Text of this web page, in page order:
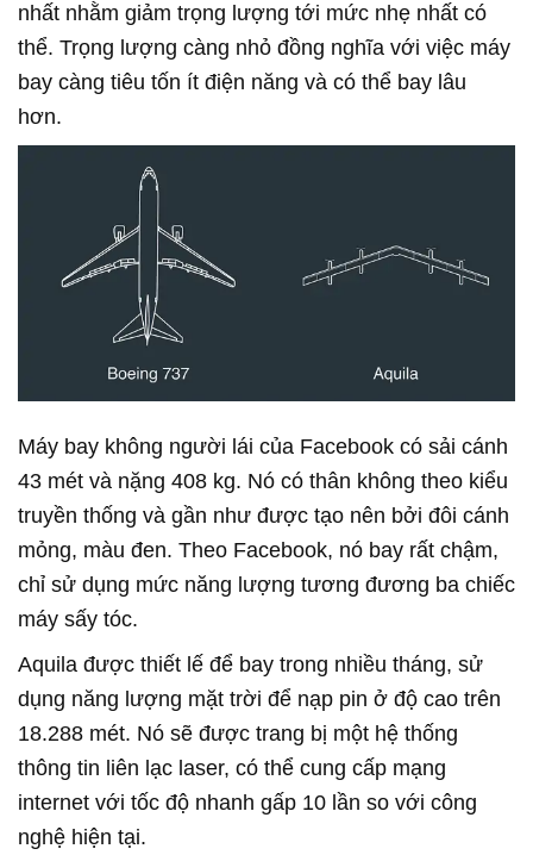
nhất nhằm giảm trọng lượng tới mức nhẹ nhất có
thể. Trọng lượng càng nhỏ đồng nghĩa với việc máy
bay càng tiêu tốn ít điện năng và có thể bay lâu
hơn.
Máy bay không người lái của Facebook có sải cánh
43 mét và nặng 408 kg. Nó có thân không theo kiểu
truyền thống và gần như được tạo nên bởi đôi cánh
mỏng, màu đen. Theo Facebook, nó bay rất chậm,
chỉ sử dụng mức năng lượng tương đương ba chiếc
máy sấy tóc.
Aquila được thiết lế để bay trong nhiều tháng, sử
dụng năng lượng mặt trời để nạp pin ở độ cao trên
18.288 mét. Nó sẽ được trang bị một hệ thống
thông tin liên lạc laser, có thể cung cấp mạng
internet với tốc độ nhanh gấp 10 lần so với công
nghệ hiện tại.